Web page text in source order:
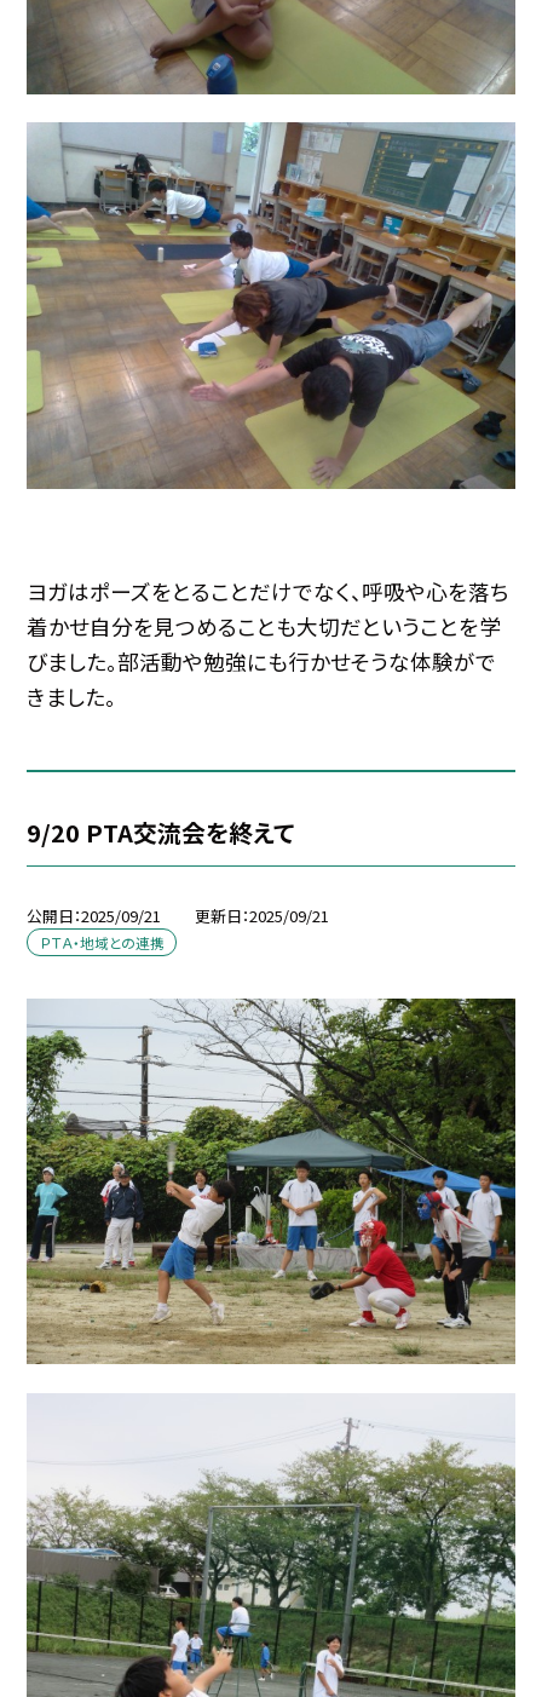
ヨガはポーズをとることだけでなく、呼吸や心を落ち
着かせ自分を見つめることも大切だということを学
びました。部活動や勉強にも行かせそうな体験がで
きました。
9/20 PTA交流会を終えて
公開日 2025/09/21 更新日 2025/09/21
ＰＴＡ・地域との連携